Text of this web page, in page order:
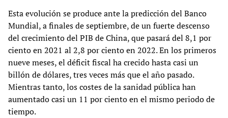
Esta evolución se produce ante la predicción del Banco
Mundial, a finales de septiembre, de un fuerte descenso
del crecimiento del PIB de China, que pasará del 8,1 por
ciento en 2021 al 2,8 por ciento en 2022. En los primeros
nueve meses, el déficit fiscal ha crecido hasta casi un
billón de dólares, tres veces más que el año pasado.
Mientras tanto, los costes de la sanidad pública han
aumentado casi un 11 por ciento en el mismo periodo de
tiempo.